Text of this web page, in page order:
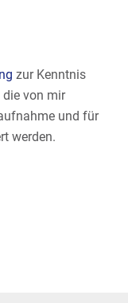
zur Kenntnis
von mir
und für
werden.